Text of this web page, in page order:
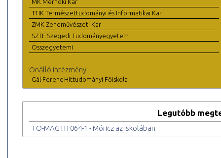
MK Mérnöki Kar
TTIK Természettudományi és Informatikai Kar
ZMK Zeneművészeti Kar
SZTE Szegedi Tudományegyetem
Összegyetemi
Önálló intézmény
Gál Ferenc Hittudományi Főiskola
Legutóbb
TO-MAGTIT064-1 - Móricz az iskolában